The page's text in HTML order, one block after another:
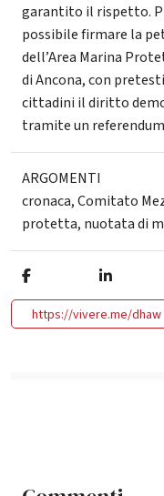
garantito il rispetto.
possibile firmare la
dell’Area Marina
di Ancona, con
cittadini il diritto
tramite un
ARGOMENTI
cronaca,Comitato
protetta, nuotata di
https://vivere.me/dhaw